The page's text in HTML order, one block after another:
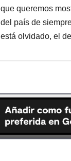
que queremos
del país de
está olvidado, el